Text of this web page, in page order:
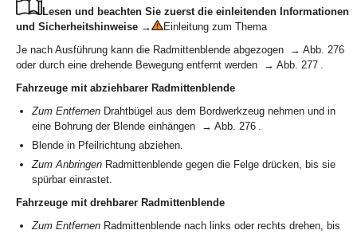
Lesen und beachten Sie zuerst die einleitenden Informationen
und Sicherheitshinweise →
Einleitung zum Thema
Je nach Ausführung kann die Radmittenblende abgezogen → Abb. 276
oder durch eine drehende Bewegung entfernt werden → Abb. 277 .
Fahrzeuge mit abziehbarer Radmittenblende
Zum Entfernen Drahtbügel aus dem Bordwerkzeug nehmen und in
eine Bohrung der Blende einhängen → Abb. 276 .
Blende in Pfeilrichtung abziehen.
Zum Anbringen Radmittenblende gegen die Felge drücken, bis sie
spürbar einrastet.
Fahrzeuge mit drehbarer Radmittenblende
Zum Entfernen Radmittenblende nach links oder rechts drehen, bis